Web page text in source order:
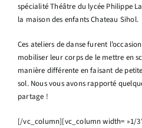
spécialité Théâtre du lycée Philippe
la maison des enfants Chateau Sihol.
Ces ateliers de danse furent
mobiliser leur corps de le mettre en
manière différente en faisant de
sol. Nous vous avons rapporté
partage !
[/vc_column][vc_column width= »1/